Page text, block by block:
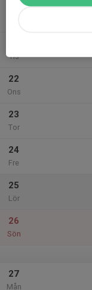
Tis
22
Ons
23
Tor
24
Fre
25
Lör
26
Sön
27
Mån